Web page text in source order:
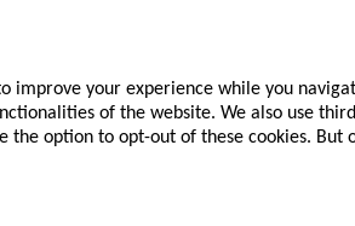
improve your experience while you
of the website. We also use
the option to opt-out of these cookies.